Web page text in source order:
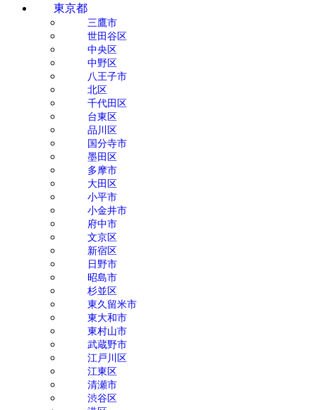
東京都
三鷹市
世田谷区
中央区
中野区
八王子市
北区
千代田区
台東区
品川区
国分寺市
墨田区
多摩市
大田区
小平市
小金井市
府中市
文京区
新宿区
日野市
昭島市
杉並区
東久留米市
東大和市
東村山市
武蔵野市
江戸川区
江東区
清瀬市
渋谷区